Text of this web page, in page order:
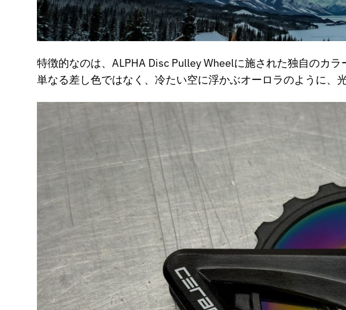
特徴的なのは、ALPHA Disc Pulley Wheelに施された独自のカラ
単なる差し色ではなく、冷たい空に浮かぶオーロラのように、